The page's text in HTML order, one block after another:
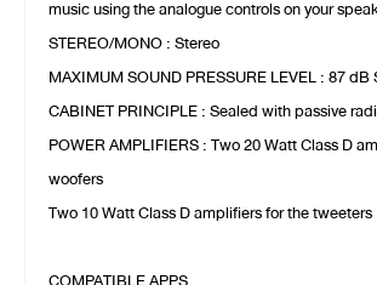
music using the analogue controls on your
STEREO/MONO : Stereo
MAXIMUM SOUND PRESSURE LEVEL : 87 dB
CABINET PRINCIPLE : Sealed with passive
POWER AMPLIFIERS : Two 20 Watt Class D
woofers
Two 10 Watt Class D amplifiers for the tweeters